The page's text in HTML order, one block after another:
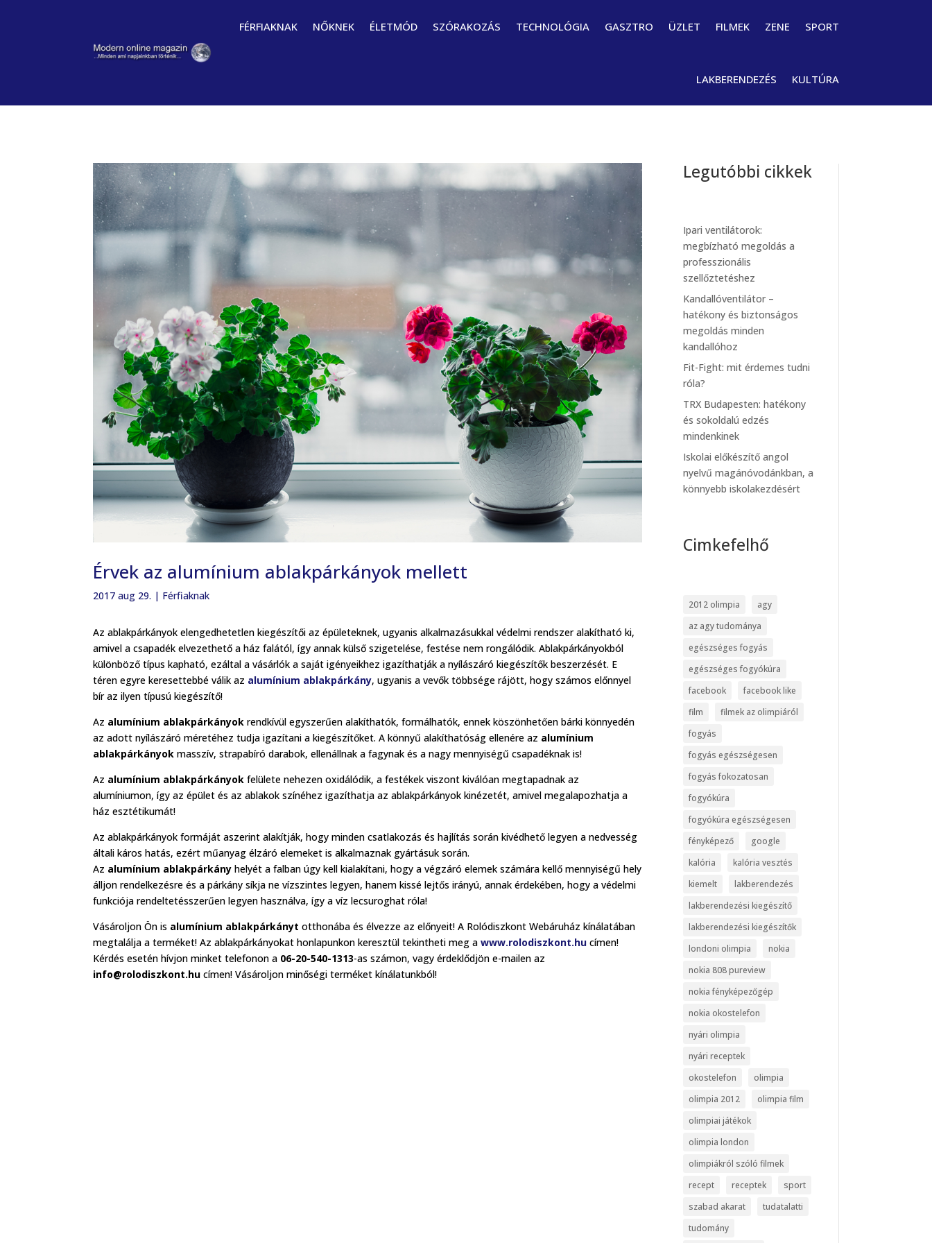
FÉRFIAKNAK NŐKNEK ÉLETMÓD SZÓRAKOZÁS TECHNOLÓGIA GASZTRO ÜZLET FILMEK ZENE SPORT
LAKBERENDEZÉS KULTÚRA
Érvek az alumínium ablakpárkányok mellett
2017 aug 29. | Férfiaknak
Az ablakpárkányok elengedhetetlen kiegészítői az épületeknek, ugyanis alkalmazásukkal védelmi rendszer alakítható ki,
amivel a csapadék elvezethető a ház falától, így annak külső szigetelése, festése nem rongálódik. Ablakpárkányokból
különböző típus kapható, ezáltal a vásárlók a saját igényeikhez igazíthatják a nyílászáró kiegészítők beszerzését. E
téren egyre keresettebbé válik az alumínium ablakpárkány, ugyanis a vevők többsége rájött, hogy számos előnnyel
bír az ilyen típusú kiegészítő!
Az alumínium ablakpárkányok rendkívül egyszerűen alakíthatók, formálhatók, ennek köszönhetően bárki könnyedén
az adott nyílászáró méretéhez tudja igazítani a kiegészítőket. A könnyű alakíthatóság ellenére az alumínium
ablakpárkányok masszív, strapabíró darabok, ellenállnak a fagynak és a nagy mennyiségű csapadéknak is!
Az alumínium ablakpárkányok felülete nehezen oxidálódik, a festékek viszont kiválóan megtapadnak az
alumíniumon, így az épület és az ablakok színéhez igazíthatja az ablakpárkányok kinézetét, amivel megalapozhatja a
ház esztétikumát!
Az ablakpárkányok formáját aszerint alakítják, hogy minden csatlakozás és hajlítás során kivédhető legyen a nedvesség
általi káros hatás, ezért műanyag élzáró elemeket is alkalmaznak gyártásuk során.
Az alumínium ablakpárkány helyét a falban úgy kell kialakítani, hogy a végzáró elemek számára kellő mennyiségű hely
álljon rendelkezésre és a párkány síkja ne vízszintes legyen, hanem kissé lejtős irányú, annak érdekében, hogy a védelmi
funkciója rendeltetésszerűen legyen használva, így a víz lecsuroghat róla!
Vásároljon Ön is alumínium ablakpárkányt otthonába és élvezze az előnyeit! A Rolódiszkont Webáruház kínálatában
megtalálja a terméket! Az ablakpárkányokat honlapunkon keresztül tekintheti meg awww.rolodiszkont.hu címen!
Kérdés esetén hívjon minket telefonon a 06-20-540-1313-as számon, vagy érdeklődjön e-mailen az
info@rolodiszkont.hu címen! Vásároljon minőségi terméket kínálatunkból!
Legutóbbi cikkek
Ipari ventilátorok:
megbízható megoldás a
professzionális
szellőztetéshez
Kandallóventilátor –
hatékony és biztonságos
megoldás minden
kandallóhoz
Fit-Fight: mit érdemes tudni
róla?
TRX Budapesten: hatékony
és sokoldalú edzés
mindenkinek
Iskolai előkészítő angol
nyelvű magánóvodánkban, a
könnyebb iskolakezdésért
Cimkefelhő
2012 olimpia
agy
az agy tudománya
egészséges fogyás
egészséges fogyókúra
facebook
facebook like
film
filmek az olimpiáról
fogyás
fogyás egészségesen
fogyás fokozatosan
fogyókúra
fogyókúra egészségesen
fényképező
google
kalória
kalória vesztés
kiemelt
lakberendezés
lakberendezési kiegészítő
lakberendezési kiegészítők
londoni olimpia
nokia
nokia 808 pureview
nokia fényképezőgép
nokia okostelefon
nyári olimpia
nyári receptek
okostelefon
olimpia
olimpia 2012
olimpia film
olimpiai játékok
olimpia london
olimpiákról szóló filmek
recept
receptek
sport
szabad akarat
tudatalatti
tudomány